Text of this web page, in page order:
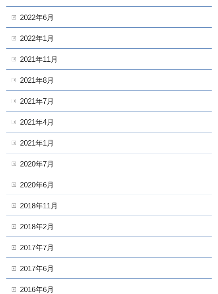
2022年6月
2022年1月
2021年11月
2021年8月
2021年7月
2021年4月
2021年1月
2020年7月
2020年6月
2018年11月
2018年2月
2017年7月
2017年6月
2016年6月